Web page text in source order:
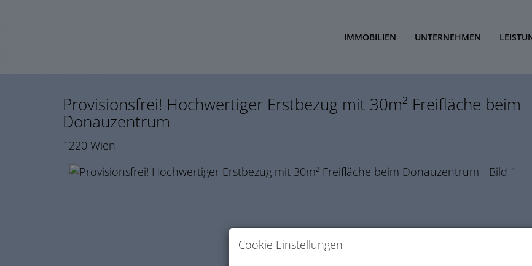
IMMOBILIEN UNTERNEHMEN
Provisionsfrei! Hochwertiger Erstbezug mit 30m² Freifläche beim
Donauzentrum
1220 Wien
Cookie Einstellungen